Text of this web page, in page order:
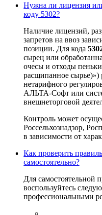
Нужна ли лицензия
коду 5302?
Наличие лицензий,
запретов на ввоз
позиции. Для кода
сырец или
очесы и отходы
расщипанное сырье)»)
нетарифного
АЛЬТА-Софт или
внешнеторговой
Контроль может
Россельхознадзор,
в зависимости от
Как проверить
самостоятельно?
Для самостоятельной
воспользуйтесь
профессиональными